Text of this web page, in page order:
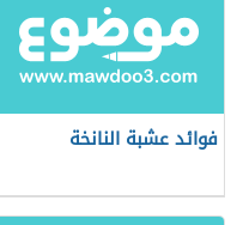
فوائد عشبة النانخة